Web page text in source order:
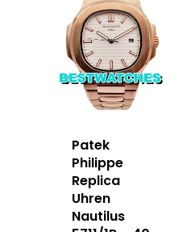
Patek
Philippe
Replica
Uhren
Nautilus